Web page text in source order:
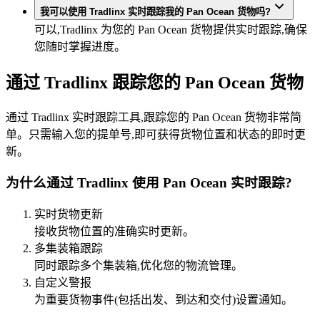
我可以使用 Tradlinx 实时跟踪我的 Pan Ocean 货物吗?
可以,Tradlinx 为您的 Pan Ocean 货物提供实时跟踪,确保
您随时掌握进度。
通过 Tradlinx 跟踪您的 Pan Ocean 货物
通过 Tradlinx 实时跟踪工具,跟踪您的 Pan Ocean 货物非常简
单。只需输入您的提单号,即可获得货物位置和状态的即时更
新。
为什么通过 Tradlinx 使用 Pan Ocean 实时跟踪?
实时货物更新
接收货物位置的准确实时更新。
多集装箱跟踪
同时跟踪多个集装箱,优化您的物流管理。
自定义警报
为重要货物事件(包括出发、到达和交付)设置通知。